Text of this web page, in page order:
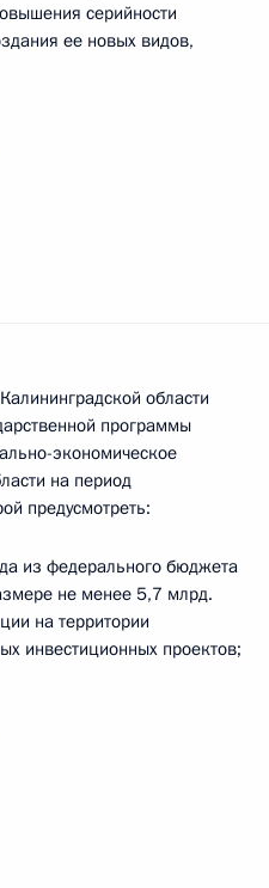
серийности
ее новых видов,
области
программы
экономическое
на период
предусмотреть:
из федерального бюджета
не менее 5,7 млрд.
на территории
инвестиционных проектов;